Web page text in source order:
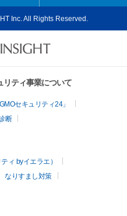
Inc. All Rights Reserved.
リティ事業について
セキュリティ24」
断
ィ byイエラエ）
なりすまし対策